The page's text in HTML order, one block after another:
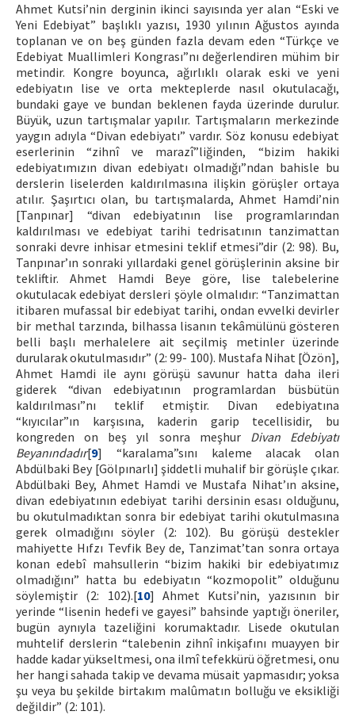
Ahmet Kutsi’nin derginin ikinci sayısında yer alan “Eski ve
Yeni Edebiyat” başlıklı yazısı, 1930 yılının Ağustos ayında
toplanan ve on beş günden fazla devam eden “Türkçe ve
Edebiyat Muallimleri Kongrası”nı değerlendiren mühim bir
metindir. Kongre boyunca, ağırlıklı olarak eski ve yeni
edebiyatın lise ve orta mekteplerde nasıl okutulacağı,
bundaki gaye ve bundan beklenen fayda üzerinde durulur.
Büyük, uzun tartışmalar yapılır. Tartışmaların merkezinde
yaygın adıyla “Divan edebiyatı” vardır. Söz konusu edebiyat
eserlerinin “zihnî ve marazî”liğinden, “bizim hakiki
edebiyatımızın divan edebiyatı olmadığı”ndan bahisle bu
derslerin liselerden kaldırılmasına ilişkin görüşler ortaya
atılır. Şaşırtıcı olan, bu tartışmalarda, Ahmet Hamdi’nin
[Tanpınar] “divan edebiyatının lise programlarından
kaldırılması ve edebiyat tarihi tedrisatının tanzimattan
sonraki devre inhisar etmesini teklif etmesi”dir (2: 98). Bu,
Tanpınar’ın sonraki yıllardaki genel görüşlerinin aksine bir
tekliftir. Ahmet Hamdi Beye göre, lise talebelerine
okutulacak edebiyat dersleri şöyle olmalıdır: “Tanzimattan
itibaren mufassal bir edebiyat tarihi, ondan evvelki devirler
bir methal tarzında, bilhassa lisanın tekâmülünü gösteren
belli başlı merhalelere ait seçilmiş metinler üzerinde
durularak okutulmasıdır” (2: 99- 100). Mustafa Nihat [Özön],
Ahmet Hamdi ile aynı görüşü savunur hatta daha ileri
giderek “divan edebiyatının programlardan büsbütün
kaldırılması”nı teklif etmiştir. Divan edebiyatına
“kıyıcılar”ın karşısına, kaderin garip tecellisidir, bu
kongreden on beş yıl sonra meşhur Divan Edebiyatı
Beyanındadır[9] “karalama”sını kaleme alacak olan
Abdülbaki Bey [Gölpınarlı] şiddetli muhalif bir görüşle çıkar.
Abdülbaki Bey, Ahmet Hamdi ve Mustafa Nihat’ın aksine,
divan edebiyatının edebiyat tarihi dersinin esası olduğunu,
bu okutulmadıktan sonra bir edebiyat tarihi okutulmasına
gerek olmadığını söyler (2: 102). Bu görüşü destekler
mahiyette Hıfzı Tevfik Bey de, Tanzimat’tan sonra ortaya
konan edebî mahsullerin “bizim hakiki bir edebiyatımız
olmadığını” hatta bu edebiyatın “kozmopolit” olduğunu
söylemiştir (2: 102).[10] Ahmet Kutsi’nin, yazısının bir
yerinde “lisenin hedefi ve gayesi” bahsinde yaptığı öneriler,
bugün aynıyla tazeliğini korumaktadır. Lisede okutulan
muhtelif derslerin “talebenin zihnî inkişafını muayyen bir
hadde kadar yükseltmesi, ona ilmî tefekkürü öğretmesi, onu
her hangi sahada takip ve devama müsait yapmasıdır; yoksa
şu veya bu şekilde birtakım malûmatın bolluğu ve eksikliği
değildir” (2: 101).